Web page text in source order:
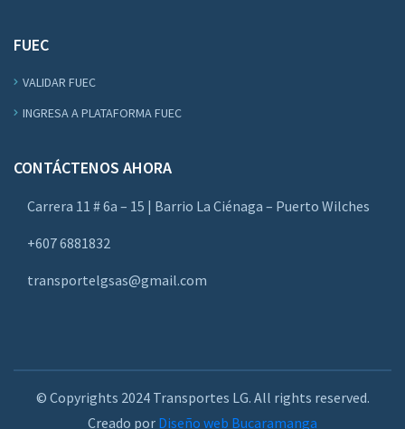
FUEC
VALIDAR FUEC
INGRESA A PLATAFORMA FUEC
CONTÁCTENOS AHORA
Carrera 11 # 6a – 15 | Barrio La Ciénaga – Puerto Wilches
+607 6881832
transportelgsas@gmail.com
© Copyrights 2024 Transportes LG. All rights reserved.
Creado por Diseño web Bucaramanga